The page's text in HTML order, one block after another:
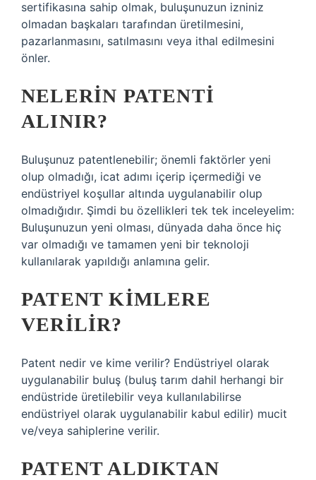
sertifikasına sahip olmak, buluşunuzun izniniz
olmadan başkaları tarafından üretilmesini,
pazarlanmasını, satılmasını veya ithal edilmesini
önler.
NELERIN PATENTI
ALINIR?
Buluşunuz patentlenebilir; önemli faktörler yeni
olup olmadığı, icat adımı içerip içermediği ve
endüstriyel koşullar altında uygulanabilir olup
olmadığıdır. Şimdi bu özellikleri tek tek inceleyelim:
Buluşunuzun yeni olması, dünyada daha önce hiç
var olmadığı ve tamamen yeni bir teknoloji
kullanılarak yapıldığı anlamına gelir.
PATENT KIMLERE
VERILIR?
Patent nedir ve kime verilir? Endüstriyel olarak
uygulanabilir buluş (buluş tarım dahil herhangi bir
endüstride üretilebilir veya kullanılabilirse
endüstriyel olarak uygulanabilir kabul edilir) mucit
ve/veya sahiplerine verilir.
PATENT ALDIKTAN